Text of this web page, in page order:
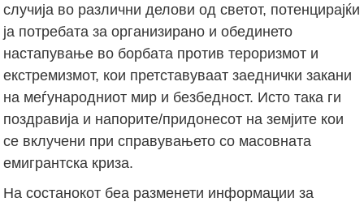
случија во различни делови од светот, потенцирајќи
ја потребата за организирано и обединето
настапување во борбата против тероризмот и
екстремизмот, кои претставуваат заеднички закани
на меѓународниот мир и безбедност. Исто така ги
поздравија и напорите/придонесот на земјите кои
се вклучени при справувањето со масовната
емигрантска криза.
На состанокот беа разменети информации за